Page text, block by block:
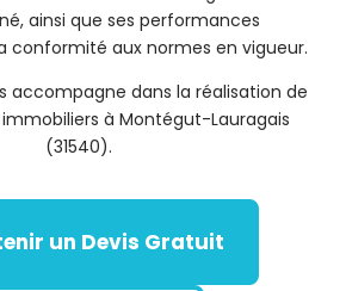
ainsi que ses performances
conformité aux normes en vigueur.
accompagne dans la réalisation de
à Montégut-Lauragais
(31540).
un Devis Gratuit